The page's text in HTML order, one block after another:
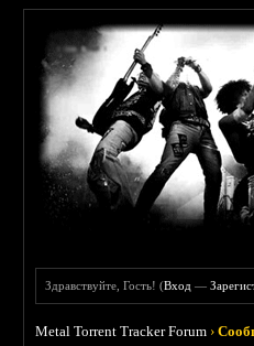
Здравствуйте, Гость! (Вход —
Metal Torrent Tracker Forum ›